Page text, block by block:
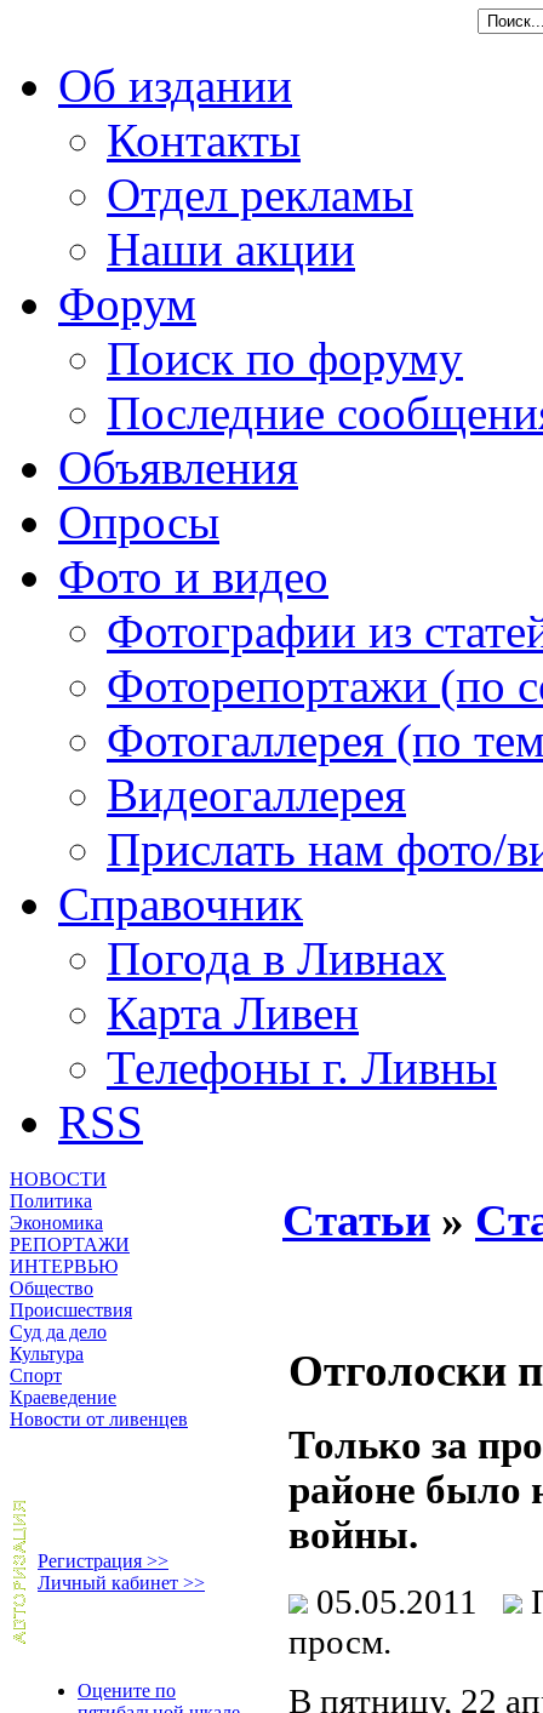
Об издании
Контакты
Отдел рекламы
Наши акции
Форум
Поиск по форуму
Последние
Объявления
Опросы
Фото и видео
Фотографии из
Фоторепортажи (по
Фотогаллерея (по
Видеогаллерея
Прислать нам фото/
Справочник
Погода в Ливнах
Карта Ливен
Телефоны г. Ливны
RSS
НОВОСТИ
Политика
Экономика
РЕПОРТАЖИ
ИНТЕРВЬЮ
Общество
Происшествия
Суд да дело
Культура
Спорт
Краеведение
Новости от ливенцев
Регистрация >>
Личный кабинет >>
Оцените по
Статьи »
Отголоски
Только за
районе было
войны.
05.05.2011
просм.
В пятницу, 22